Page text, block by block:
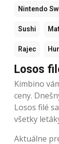
Nintendo
Sushi
Rajec
Losos
Kimbino
ceny.
Losos filé
všetky
Aktuálne